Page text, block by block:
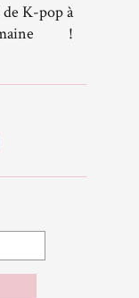
K-pop à
!